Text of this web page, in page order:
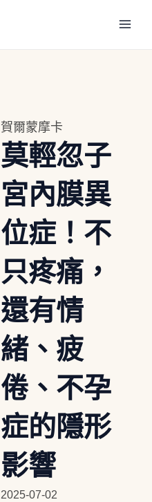
賀爾蒙摩卡
莫輕忽子
宮內膜異
位症！不
只疼痛，
還有情
緒、疲
倦、不孕
症的隱形
影響
2025-07-02